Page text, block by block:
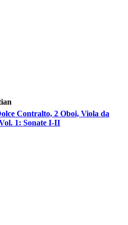
Contralto, 2 Oboi, Viola da
1: Sonate I-II